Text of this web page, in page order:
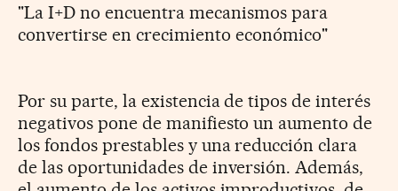
"La I+D no encuentra mecanismos para
convertirse en crecimiento económico"
Por su parte, la existencia de tipos de interés
negativos pone de manifiesto un aumento de
los fondos prestables y una reducción clara
de las oportunidades de inversión. Además,